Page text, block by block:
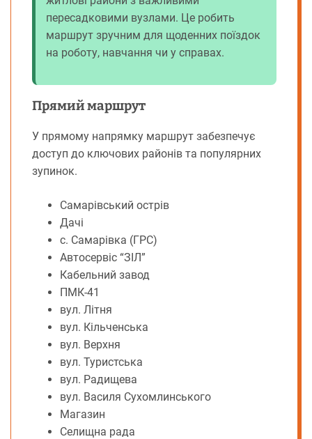
пересадковими вузлами. Це робить
маршрут зручним для щоденних поїздок
на роботу, навчання чи у справах.
Прямий маршрут
У прямому напрямку маршрут забезпечує
доступ до ключових районів та популярних
зупинок.
Самарівський острів
Дачі
с. Самарівка (ГРС)
Автосервіс “ЗІЛ”
Кабельний завод
ПМК-41
вул. Літня
вул. Кільченська
вул. Верхня
вул. Туристська
вул. Радищева
вул. Василя Сухомлинського
Магазин
Селищна рада